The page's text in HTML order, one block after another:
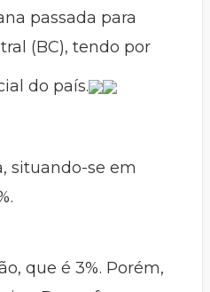
passada para
(BC), tendo por
do país.
situando-se em
que é 3%. Porém,